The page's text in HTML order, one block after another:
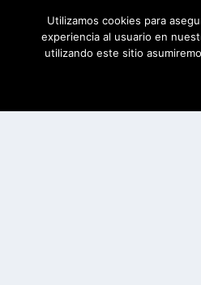
Utilizamos cookies para
experiencia al usuario en
utilizando este sitio